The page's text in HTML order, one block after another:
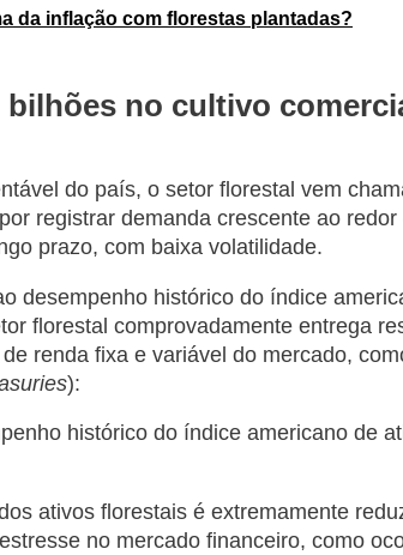
da inflação com florestas plantadas?
no cultivo
do país, o setor florestal vem
registrar demanda crescente ao redor
prazo, com baixa volatilidade.
desempenho histórico do índice
florestal comprovadamente entrega
renda fixa e variável do mercado,
):
ativos florestais é extremamente
no mercado financeiro, como